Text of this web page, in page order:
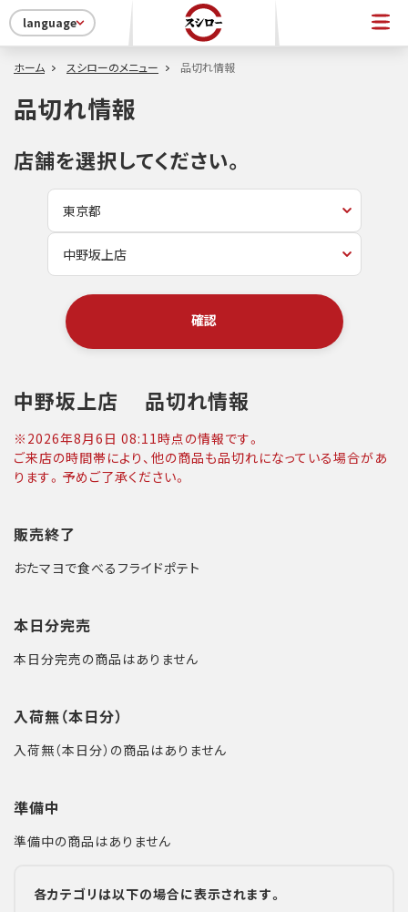
language
ホーム スシローのメニュー 品切れ情報
品切れ情報
店舗を選択してください。
確認
中野坂上店 品切れ情報
※ 2026年8月6日 08:11時点の情報です。
ご来店の時間帯により、他の商品も品切れになっている場合があ
ります。予めご了承ください。
販売終了
おたマヨで食べるフライドポテト
本日分完売
本日分完売の商品はありません
入荷無（本日分）
入荷無（本日分）の商品はありません
準備中
準備中の商品はありません
各カテゴリは以下の場合に表示されます。